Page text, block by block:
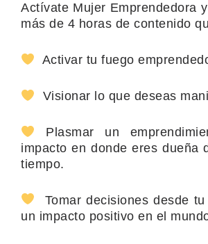
Actívate Mujer Emprendedora
más de 4 horas de contenido
Activar tu fuego
Visionar lo que deseas
Plasmar un
impacto en donde eres dueña
tiempo.
Tomar decisiones desde
un impacto positivo en el